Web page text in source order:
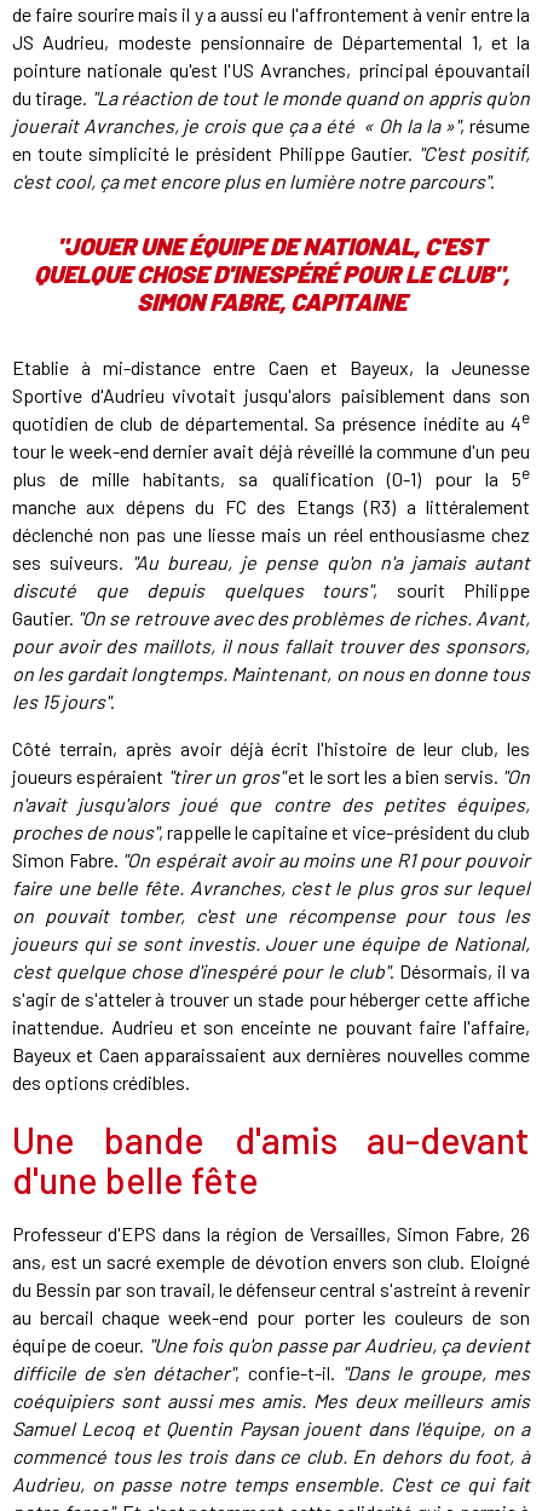
de faire sourire mais il y a aussi eu l'affrontement à venir entre la
JS Audrieu, modeste pensionnaire de Départemental 1, et la
pointure nationale qu'est l'US Avranches, principal épouvantail
du tirage. "La réaction de tout le monde quand on appris qu'on
jouerait Avranches, je crois que ça a été « Oh la la »", résume
en toute simplicité le président Philippe Gautier. "C'est positif,
c'est cool, ça met encore plus en lumière notre parcours".
"JOUER UNE ÉQUIPE DE NATIONAL, C'EST
QUELQUE CHOSE D'INESPÉRÉ POUR LE CLUB",
SIMON FABRE, CAPITAINE
Etablie à mi-distance entre Caen et Bayeux, la Jeunesse
Sportive d'Audrieu vivotait jusqu'alors paisiblement dans son
quotidien de club de départemental. Sa présence inédite au 4e
tour le week-end dernier avait déjà réveillé la commune d'un peu
plus de mille habitants, sa qualification (0-1) pour la 5e
manche aux dépens du FC des Etangs (R3) a littéralement
déclenché non pas une liesse mais un réel enthousiasme chez
ses suiveurs. "Au bureau, je pense qu'on n'a jamais autant
discuté que depuis quelques tours", sourit Philippe
Gautier. "On se retrouve avec des problèmes de riches. Avant,
pour avoir des maillots, il nous fallait trouver des sponsors,
on les gardait longtemps. Maintenant, on nous en donne tous
les 15 jours".
Côté terrain, après avoir déjà écrit l'histoire de leur club, les
joueurs espéraient "tirer un gros"et le sort les a bien servis. "On
n'avait jusqu'alors joué que contre des petites équipes,
proches de nous", rappelle le capitaine et vice-président du club
Simon Fabre. "On espérait avoir au moins une R1 pour pouvoir
faire une belle fête. Avranches, c'est le plus gros sur lequel
on pouvait tomber, c'est une récompense pour tous les
joueurs qui se sont investis. Jouer une équipe de National,
c'est quelque chose d'inespéré pour le club". Désormais, il va
s'agir de s'atteler à trouver un stade pour héberger cette affiche
inattendue. Audrieu et son enceinte ne pouvant faire l'affaire,
Bayeux et Caen apparaissaient aux dernières nouvelles comme
des options crédibles.
Une bande d'amis au-devant
d'une belle fête
Professeur d'EPS dans la région de Versailles, Simon Fabre, 26
ans, est un sacré exemple de dévotion envers son club. Eloigné
du Bessin par son travail, le défenseur central s'astreint à revenir
au bercail chaque week-end pour porter les couleurs de son
équipe de coeur. "Une fois qu'on passe par Audrieu, ça devient
difficile de s'en détacher", confie-t-il. "Dans le groupe, mes
coéquipiers sont aussi mes amis. Mes deux meilleurs amis
Samuel Lecoq et Quentin Paysan jouent dans l'équipe, on a
commencé tous les trois dans ce club. En dehors du foot, à
Audrieu, on passe notre temps ensemble. C'est ce qui fait